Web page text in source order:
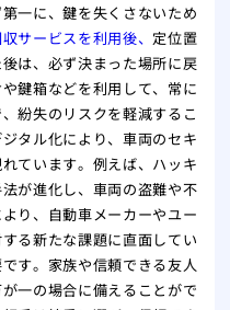
一に、鍵を失くさないため
サービスを利用後、 定位置
は、必ず決まった場所に戻
鍵箱などを利用して、常に
紛失のリスクを軽減するこ
タル化により、車両のセキ
ています。例えば、ハッキ
が進化し、車両の盗難や不
り、自動車メーカーやユー
る新たな課題に直面してい
す。家族や信頼できる友人
一の場合に備えることがで